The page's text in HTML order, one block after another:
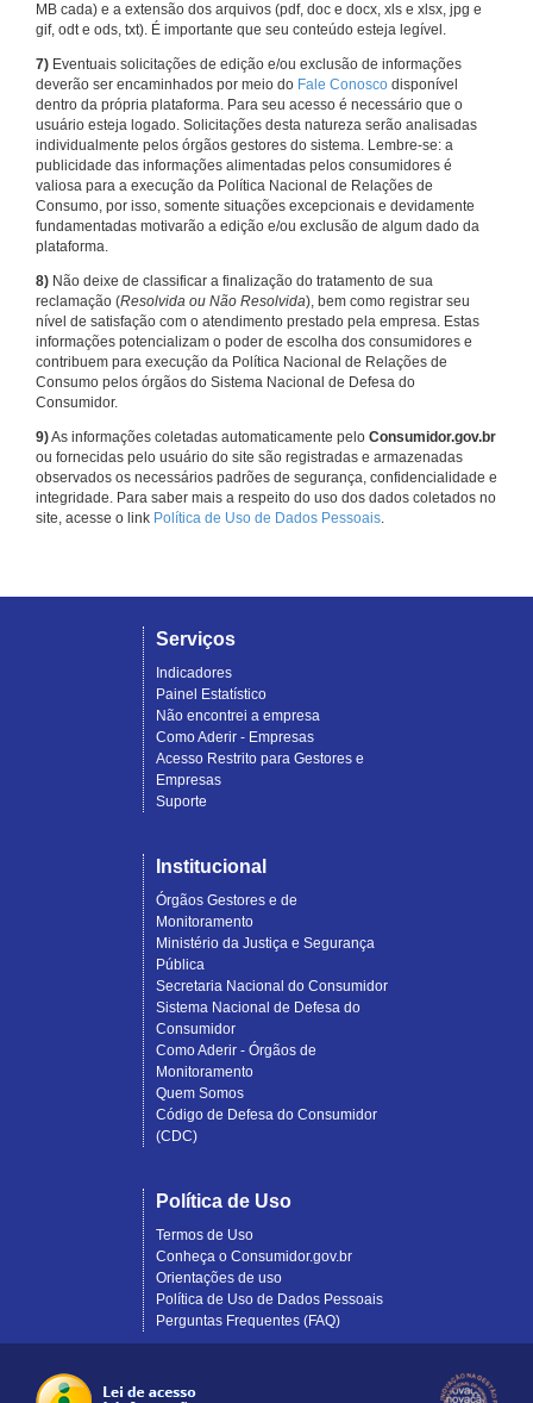
MB cada) e a extensão dos arquivos (pdf, doc e docx, xls e xlsx, jpg e
gif, odt e ods, txt). É importante que seu conteúdo esteja legível.
7) Eventuais solicitações de edição e/ou exclusão de informações
deverão ser encaminhados por meio do Fale Conosco disponível
dentro da própria plataforma. Para seu acesso é necessário que o
usuário esteja logado. Solicitações desta natureza serão analisadas
individualmente pelos órgãos gestores do sistema. Lembre-se: a
publicidade das informações alimentadas pelos consumidores é
valiosa para a execução da Política Nacional de Relações de
Consumo, por isso, somente situações excepcionais e devidamente
fundamentadas motivarão a edição e/ou exclusão de algum dado da
plataforma.
8) Não deixe de classificar a finalização do tratamento de sua
reclamação (Resolvida ou Não Resolvida), bem como registrar seu
nível de satisfação com o atendimento prestado pela empresa. Estas
informações potencializam o poder de escolha dos consumidores e
contribuem para execução da Política Nacional de Relações de
Consumo pelos órgãos do Sistema Nacional de Defesa do
Consumidor.
9)As informações coletadas automaticamente pelo Consumidor.gov.br
ou fornecidas pelo usuário do site são registradas e armazenadas
observados os necessários padrões de segurança, confidencialidade e
integridade. Para saber mais a respeito do uso dos dados coletados no
site, acesse o link Política de Uso de Dados Pessoais.
Serviços
Indicadores
Painel Estatístico
Não encontrei a empresa
Como Aderir - Empresas
Acesso Restrito para Gestores e
Empresas
Suporte
Institucional
Órgãos Gestores e de
Monitoramento
Ministério da Justiça e Segurança
Pública
Secretaria Nacional do Consumidor
Sistema Nacional de Defesa do
Consumidor
Como Aderir - Órgãos de
Monitoramento
Quem Somos
Código de Defesa do Consumidor
(CDC)
Política de Uso
Termos de Uso
Conheça o Consumidor.gov.br
Orientações de uso
Política de Uso de Dados Pessoais
Perguntas Frequentes (FAQ)